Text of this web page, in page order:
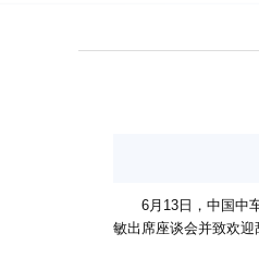
6月13日，中国中
敏出席座谈会并致欢迎